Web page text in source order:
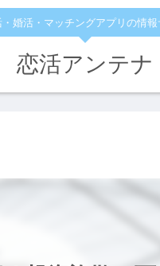
・婚活・マッチングアプリの情報
恋活アンテナ